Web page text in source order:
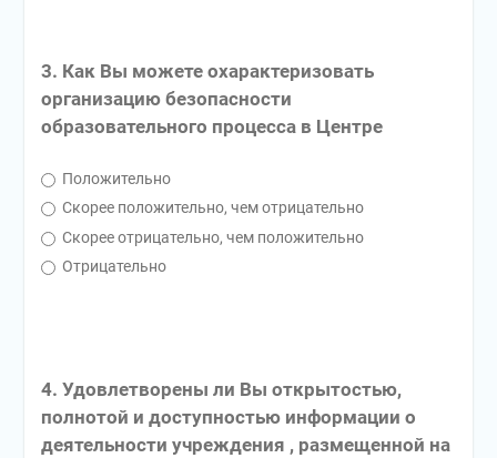
3. Как Вы можете охарактеризовать
организацию безопасности
образовательного процесса в Центре
Положительно
Скорее положительно, чем отрицательно
Скорее отрицательно, чем положительно
Отрицательно
4. Удовлетворены ли Вы открытостью,
полнотой и доступностью информации о
деятельности учреждения , размещенной на